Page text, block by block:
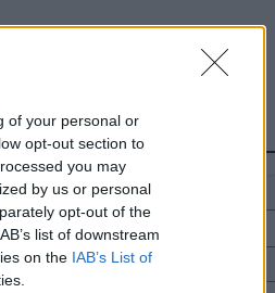
of your personal or
opt-out section to
you may
by us or personal
opt-out of the
list of downstream
on the IAB’s List of
HÍRLEVÉL
Név
E-mail cím